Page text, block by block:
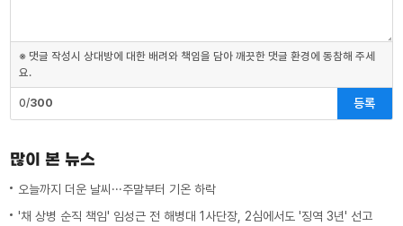
※ 댓글 작성시 상대방에 대한 배려와 책임을 담아 깨끗한 댓글 환경에 동참해 주세
요.
0/300 등록
많이 본 뉴스
오늘까지 더운 날씨···주말부터 기온 하락
'채 상병 순직 책임' 임성근 전 해병대 1사단장, 2심에서도 '징역 3년' 선고